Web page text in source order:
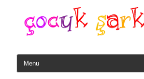
content